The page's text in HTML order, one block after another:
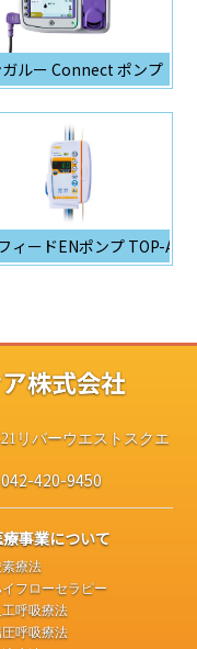
ルー Connect ポンプ
ィードENポンプ TOP-
リバーウエストスクエ
420-9450
事業について
療法
フローセラピー
呼吸療法
呼吸療法